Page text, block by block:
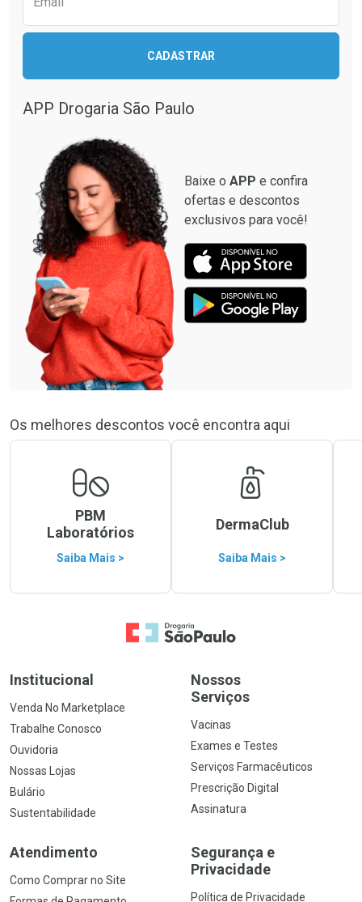
CADASTRAR
APP Drogaria São Paulo
Baixe o APP e confira
ofertas e descontos
exclusivos para você!
Os melhores descontos você encontra aqui
PBM
Laboratórios
Saiba Mais >
DermaClub
Saiba Mais >
Ir para a Home
Institucional
Venda No Marketplace
Trabalhe Conosco
Ouvidoria
Nossas Lojas
Bulário
Sustentabilidade
Nossos
Serviços
Vacinas
Exames e Testes
Serviços Farmacêuticos
Prescrição Digital
Assinatura
Atendimento
Como Comprar no Site
Segurança e
Privacidade
Política de Privacidade